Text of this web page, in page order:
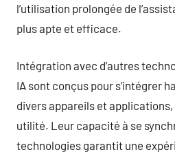
l’utilisation prolongée de
plus apte et efficace.
Intégration avec d’autres
IA sont conçus pour s’intégrer
divers appareils et
utilité. Leur capacité à se
technologies garantit une